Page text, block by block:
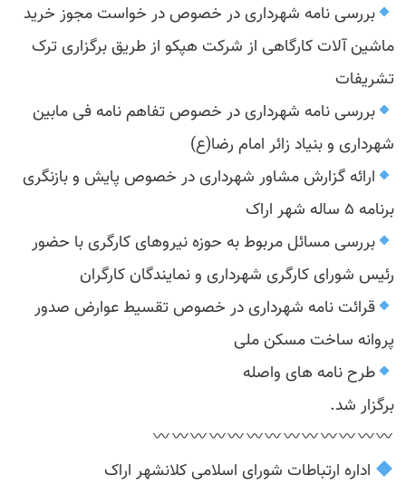
بررسی نامه شهرداری در خصوص در خواست مجوز خرید
ماشین آلات کارگاهی از شرکت هپکو از طریق برگزاری ترک
تشریفات
بررسی نامه شهرداری در خصوص تفاهم نامه فی مابین
شهرداری و بنیاد زائر امام رضا(ع)
ارائه گزارش مشاور شهرداری در خصوص پایش و بازنگری
برنامه ۵ ساله شهر اراک
بررسی مسائل مربوط به حوزه نیروهای کارگری با حضور
رئیس شورای کارگری شهرداری و نمایندگان کارگران
قرائت نامه شهرداری در خصوص تقسیط عوارض صدور
پروانه ساخت مسکن ملی
طرح نامه های واصله
برگزار شد.
اداره ارتباطات شورای اسلامی کلانشهر اراک